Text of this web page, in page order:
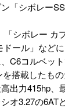
「シボレーSS
「シボレー
ール」など
C6コルベッ
搭載したもの
出力415hp、
オ3.27の6AT